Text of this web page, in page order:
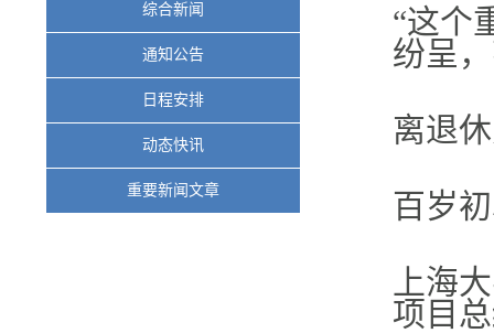
综合新闻
通知公告
日程安排
动态快讯
重要新闻文章
“这个
纷呈
离退
百岁
上海
项目